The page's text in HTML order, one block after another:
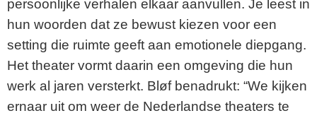
persoonlijke verhalen elkaar aanvullen. Je leest in
hun woorden dat ze bewust kiezen voor een
setting die ruimte geeft aan emotionele diepgang.
Het theater vormt daarin een omgeving die hun
werk al jaren versterkt. Bløf benadrukt: “We kijken
ernaar uit om weer de Nederlandse theaters te